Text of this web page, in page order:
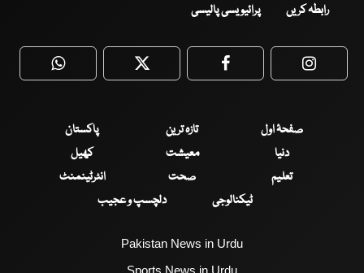
رابطہ کریں پرائیویسی پالیسی
WhatsApp Twitter Facebook
صفحۂ اول تازہ ترین
پاکستان
دنیا
معیشت
کھیل
تعلیم
صحت
انٹرٹینمنٹ
ٹیکنالوجی
دلچسپ و عجیب
Pakistan News in Urdu
Sports News in Urdu